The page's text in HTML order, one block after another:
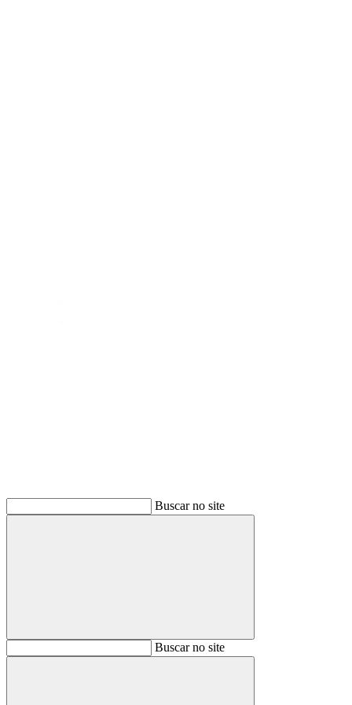
Buscar no site
BuscarBuscar no site